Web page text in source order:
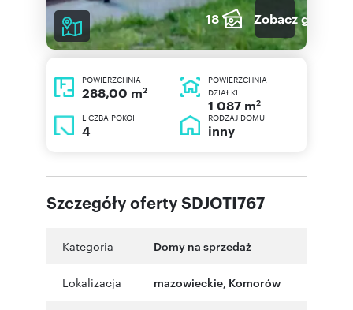
18 Zobacz galerię
POWIERZCHNIA
288,00 m2
POWIERZCHNIA
DZIAŁKI
1 087 m2
LICZBA POKOI
4
RODZAJ DOMU
inny
Szczegóły oferty SDJOTI767
Kategoria Domy na sprzedaż
Lokalizacja mazowieckie, Komorów